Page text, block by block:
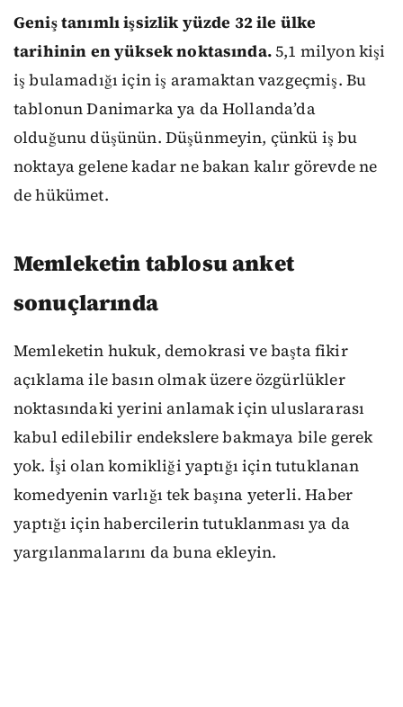
Geniş tanımlı işsizlik yüzde 32 ile ülke
tarihinin en yüksek noktasında.5,1 milyon kişi
iş bulamadığı için iş aramaktan vazgeçmiş. Bu
tablonun Danimarka ya da Hollanda’da
olduğunu düşünün. Düşünmeyin, çünkü iş bu
noktaya gelene kadar ne bakan kalır görevde ne
de hükümet.
Memleketin tablosu anket
sonuçlarında
Memleketin hukuk, demokrasi ve başta fikir
açıklama ile basın olmak üzere özgürlükler
noktasındaki yerini anlamak için uluslararası
kabul edilebilir endekslere bakmaya bile gerek
yok. İşi olan komikliği yaptığı için tutuklanan
komedyenin varlığı tek başına yeterli. Haber
yaptığı için habercilerin tutuklanması ya da
yargılanmalarını da buna ekleyin.